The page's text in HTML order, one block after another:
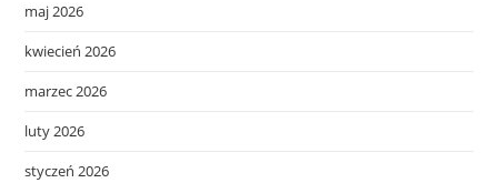
maj 2026
kwiecień 2026
marzec 2026
luty 2026
styczeń 2026